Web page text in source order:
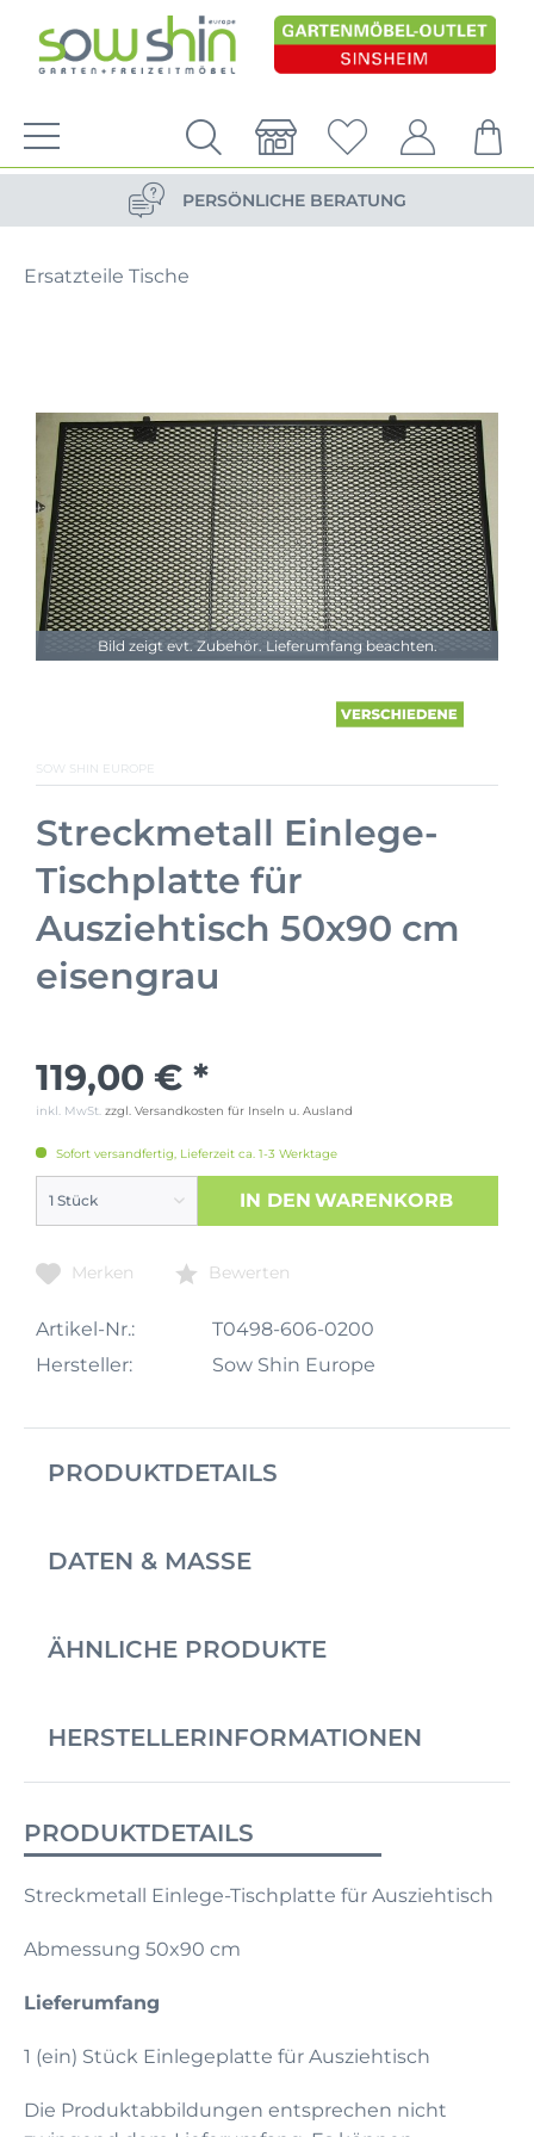
VERSANDKOSTENFREIE LIEFERUNG
PERSÖNLICHE BERATUNG
Ersatzteile Tische
Bild zeigt evt. Zubehör. Lieferumfang beachten.
SOW SHIN EUROPE
Streckmetall Einlege-
Tischplatte für
Ausziehtisch 50x90 cm
eisengrau
119,00 € *
inkl. MwSt. zzgl. Versandkosten für Inseln u. Ausland
Sofort versandfertig, Lieferzeit ca. 1-3 Werktage
IN DEN WARENKORB
Merken Bewerten
Artikel-Nr.:
T0498-606-0200
Hersteller:
Sow Shin Europe
PRODUKTDETAILS
DATEN & MASSE
ÄHNLICHE PRODUKTE
HERSTELLERINFORMATIONEN
PRODUKTDETAILS
Streckmetall Einlege-Tischplatte für Ausziehtisch
Abmessung 50x90 cm
Lieferumfang
1 (ein) Stück Einlegeplatte für Ausziehtisch
Die Produktabbildungen entsprechen nicht